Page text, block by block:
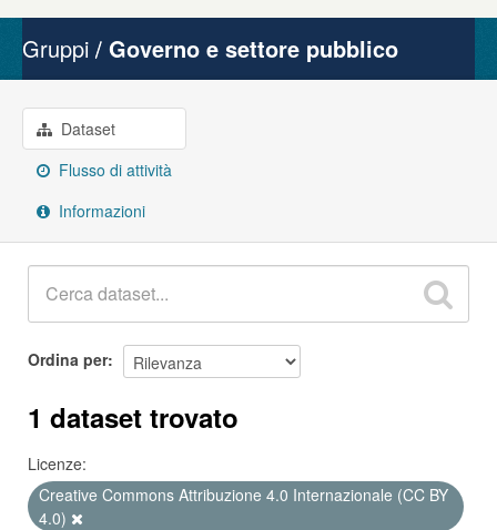
Gruppi
Gruppi Governo e settore pubblico
Dataset
Flusso di attività
Informazioni
Ordina per
1 dataset trovato
Licenze:
Creative Commons Attribuzione 4.0 Internazionale (CC BY
4.0)